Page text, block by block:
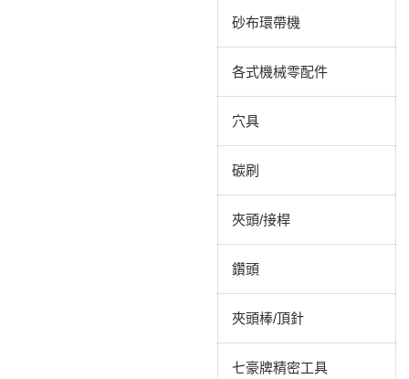
砂布環帶機
各式機械零配件
穴具
碳刷
夾頭/接桿
鑽頭
夾頭棒/頂針
七豪牌精密工具